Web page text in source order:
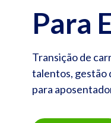
Para
Transição de
talentos, gestão
para